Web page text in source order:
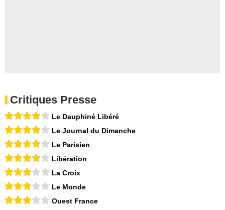
Critiques Presse
Le Dauphiné Libéré
Le Journal du Dimanche
Le Parisien
Libération
La Croix
Le Monde
Ouest France